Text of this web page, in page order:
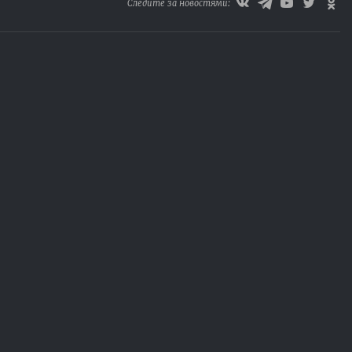
Следите за новостями: